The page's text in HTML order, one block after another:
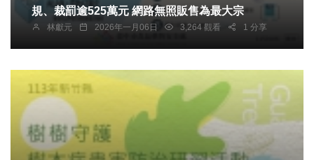
規、裁罰逾525萬元 網路無照販售為最大宗
林獻元 2026年一月06日 3,264 觀看 1 分享